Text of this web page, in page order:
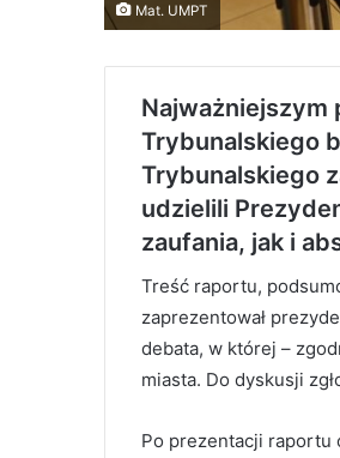
Mat. UMPT
Najważniejszym
Trybunalskiego
Trybunalskiego
udzielili
zaufania, jak i
Treść raportu,
zaprezentował
debata, w której –
miasta. Do dyskusji
Po prezentacji raportu